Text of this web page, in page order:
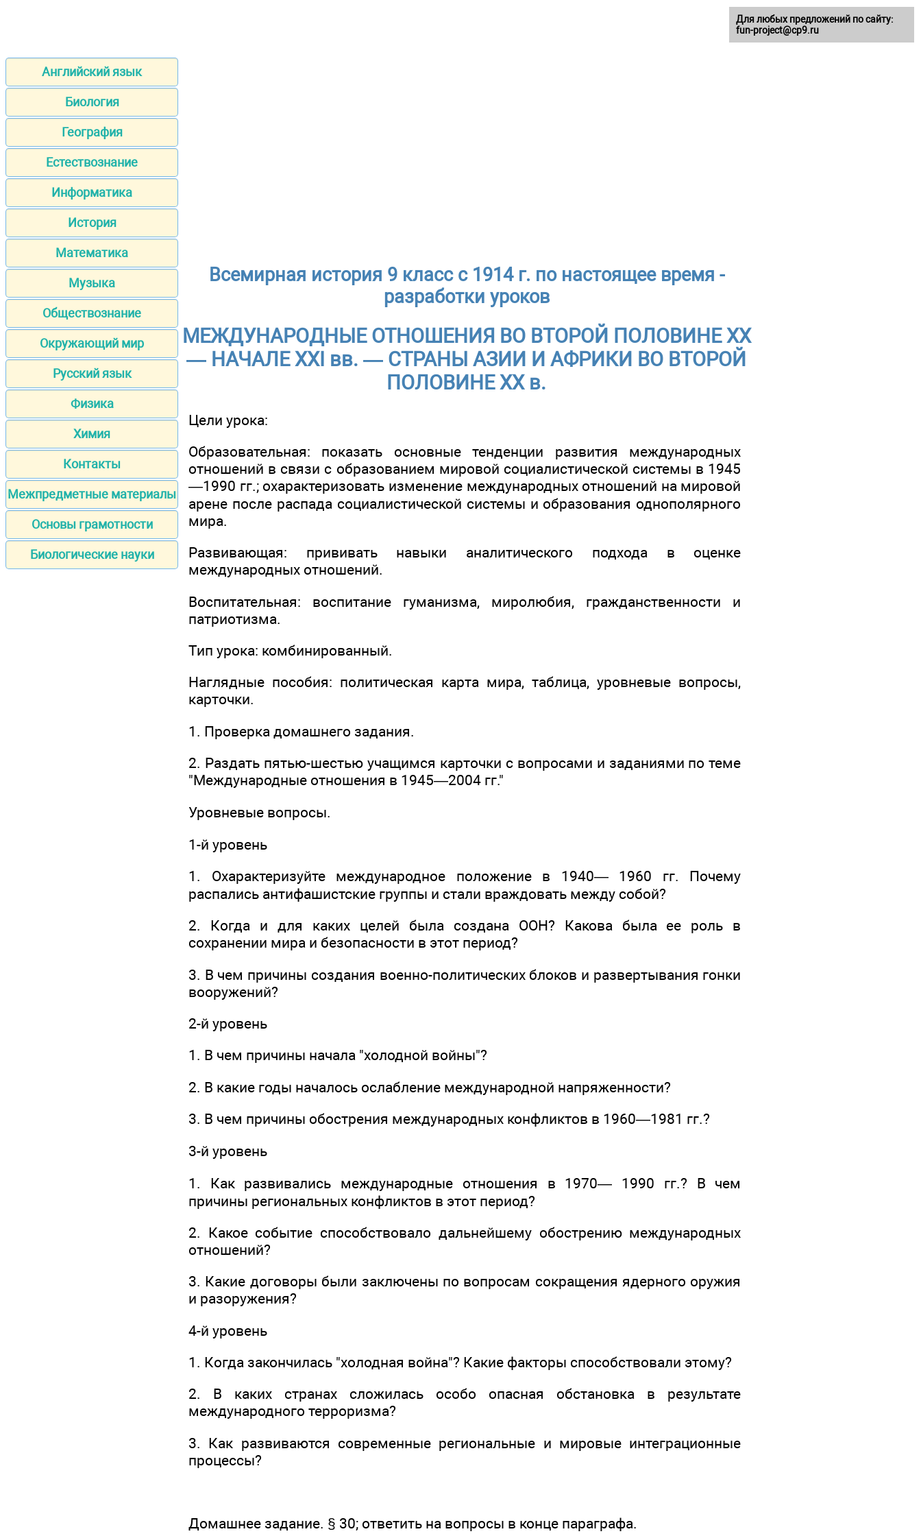
Английский язык
Биология
География
Естествознание
Информатика
История
Математика
Музыка
Обществознание
Окружающий мир
Русский язык
Физика
Химия
Контакты
Межпредметные материалы
Основы грамотности
Биологические науки
Всемирная история 9 класс с 1914 г. по настоящее время -
разработки уроков
МЕЖДУНАРОДНЫЕ ОТНОШЕНИЯ ВО ВТОРОЙ ПОЛОВИНЕ XX
— НАЧАЛЕ XXI вв. — СТРАНЫ АЗИИ И АФРИКИ ВО ВТОРОЙ
ПОЛОВИНЕ ХХ в.
Цели урока:
Образовательная: показать основные тенденции развития международных
отношений в связи с образованием мировой социалистической системы в 1945
—1990 гг.; охарактеризовать изменение международных отношений на мировой
арене после распада социалистической системы и образования однополярного
мира.
Развивающая: прививать навыки аналитического подхода в оценке
международных отношений.
Воспитательная: воспитание гуманизма, миролюбия, гражданственности и
патриотизма.
Тип урока: комбинированный.
Наглядные пособия: политическая карта мира, таблица, уровневые вопросы,
карточки.
1. Проверка домашнего задания.
2. Раздать пятью-шестью учащимся карточки с вопросами и заданиями по теме
"Международные отношения в 1945—2004 гг."
Уровневые вопросы.
1-й уровень
1. Охарактеризуйте международное положение в 1940— 1960 гг. Почему
распались антифашистские группы и стали враждовать между собой?
2. Когда и для каких целей была создана ООН? Какова была ее роль в
сохранении мира и безопасности в этот период?
3. В чем причины создания военно-политических блоков и развертывания гонки
вооружений?
2-й уровень
1. В чем причины начала "холодной войны"?
2. В какие годы началось ослабление международной напряженности?
3. В чем причины обострения международных конфликтов в 1960—1981 гг.?
3-й уровень
1. Как развивались международные отношения в 1970— 1990 гг.? В чем
причины региональных конфликтов в этот период?
2. Какое событие способствовало дальнейшему обострению международных
отношений?
3. Какие договоры были заключены по вопросам сокращения ядерного оружия
и разоружения?
4-й уровень
1. Когда закончилась "холодная война"? Какие факторы способствовали этому?
2. В каких странах сложилась особо опасная обстановка в результате
международного терроризма?
3. Как развиваются современные региональные и мировые интеграционные
процессы?
Домашнее задание. § 30; ответить на вопросы в конце параграфа.
Для любых предложений по сайту:
fun-project@cp9.ru